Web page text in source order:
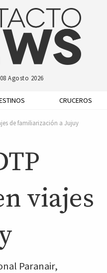
Agosto 2026
CRUCEROS
de familiarización a Jujuy
viajes
Paranair,